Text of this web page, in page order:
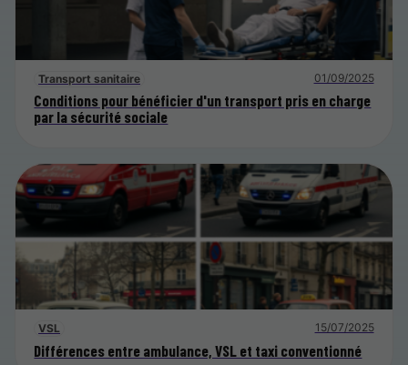
Transport sanitaire 01/09/2025
Conditions pour bénéficier d'un transport pris en charge
par la sécurité sociale
VSL 15/07/2025
Différences entre ambulance, VSL et taxi conventionné